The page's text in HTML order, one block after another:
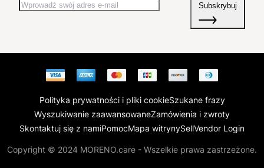
Subskrybuj
Polityka prywatności i pliki cookieSzukane frazy
Wyszukiwanie zaawansowaneZamówienia i zwroty
Skontaktuj się z namiPomocMapa witrynySellVendor Login
Copyright © 2024 MORENO.care - Wszelkie prawa zastrzeżone.